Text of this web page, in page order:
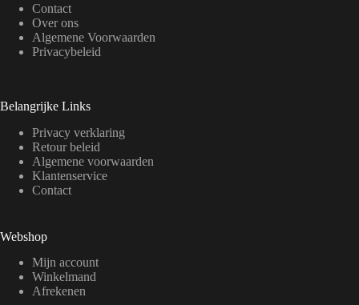
Contact
Over ons
Algemene Voorwaarden
Privacybeleid
Belangrijke Links
Privacy verklaring
Retour beleid
Algemene voorwaarden
Klantenservice
Contact
Webshop
Mijn account
Winkelmand
Afrekenen